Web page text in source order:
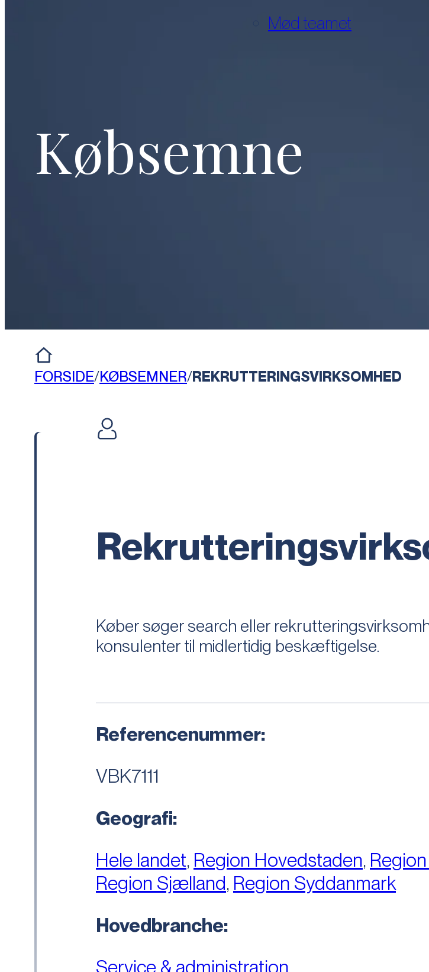
Mød teamet
Købsemne
FORSIDE/KØBSEMNER/REKRUTTERINGSVIRKSOMHED
Køber søger search eller
konsulenter til midlertidig beskæftigelse.
Referencenummer:
VBK7111
Geografi:
Hele landet, Region Hovedstaden,
Region Sjælland, Region Syddanmark
Hovedbranche:
Service & administration